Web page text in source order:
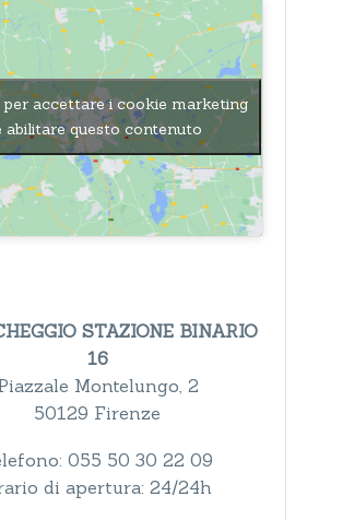
per accettare i cookie marketing
abilitare questo contenuto
STAZIONE BINARIO
16
Montelungo, 2
50129 Firenze
055 50 30 22 09
di apertura: 24/24h